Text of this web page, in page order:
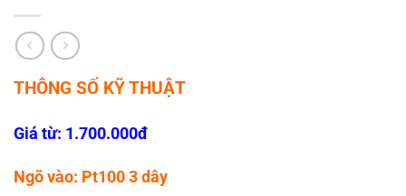
THÔNG SỐ KỸ THUẬT
Giá từ: 1.700.000đ
Ngõ vào: Pt100 3 dây